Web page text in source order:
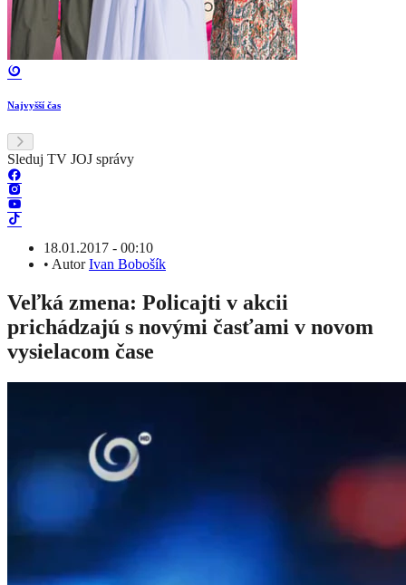
Najvyšší čas
Sleduj TV JOJ správy
18.01.2017 - 00:10
• AutorIvan Bobošík
Veľká zmena: Policajti v akcii
prichádzajú s novými časťami v novom
vysielacom čase